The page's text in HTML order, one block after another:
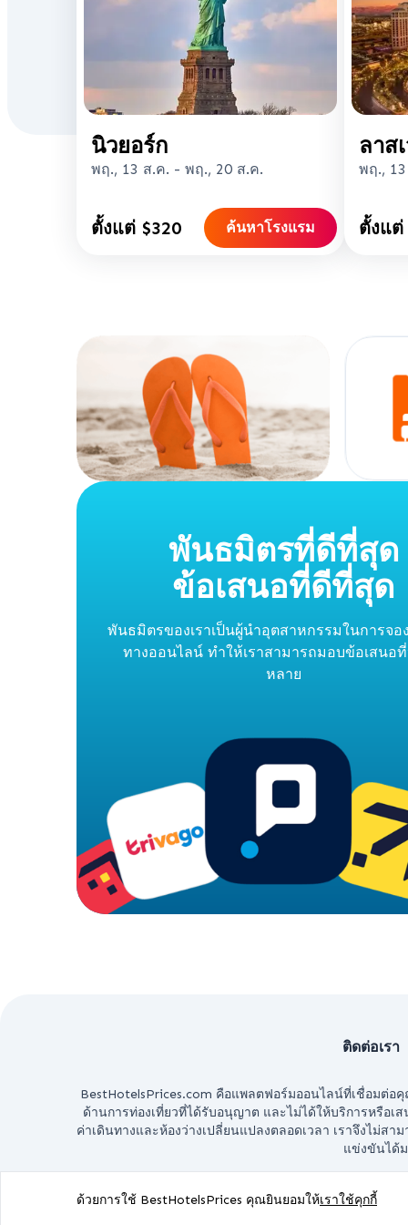
นิวยอร์ก
พฤ., 13 ส.ค. - พฤ., 20 ส.ค.
ตั้งแต่ $320 ค้นหาโรงแรม
ลาส
พฤ.,
ตั้งแต่
พันธมิตรที่ดีที่สุด
ข้อเสนอที่ดีที่สุด
พันธมิตรของเราเป็นผู้นำอุตสาหกรรมในการจอ
ทางออนไลน์ ทำให้เราสามารถมอบข้อเสนอ
หลาย
ด้วยการใช้ BestHotelsPrices คุณยินยอมให้เราใช้คุกกี้
ติดต่อเรา
BestHotelsPrices.com คือแพลตฟอร์มออนไลน์ที่เชื่อมต่อ
ด้านการท่องเที่ยวที่ได้รับอนุญาต และไม่ได้ให้บริการหรือเ
ค่าเดินทางและห้องว่างเปลี่ยนแปลงตลอดเวลา เราจึงไม่ส
แข่งขันได้